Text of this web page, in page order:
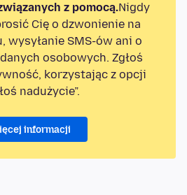
z pomocą.Nigdy
Cię o dzwonienie na
wysyłanie SMS-ów ani o
osobowych. Zgłoś
korzystając z opcji
nadużycie”.
informacji